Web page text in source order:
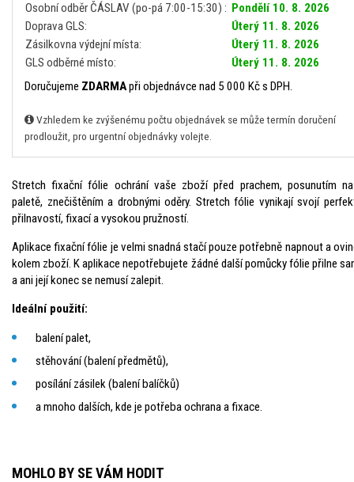
Osobní odběr ČÁSLAV (po-pá 7:00-15:30) : Pondělí 10. 8. 2026
Doprava GLS:
Úterý 11. 8. 2026
Zásilkovna výdejní místa:
Úterý 11. 8. 2026
GLS odběrné místo:
Úterý 11. 8. 2026
Doručujeme ZDARMApři objednávce nad 5 000 Kč s DPH.
Vzhledem ke zvýšenému počtu objednávek se může termín doručení
prodloužit, pro urgentní objednávky volejte.
Stretch fixační fólie ochrání vaše zboží před prachem, posunutím na
paletě, znečištěním a drobnými oděry. Stretch fólie vynikají svojí
přilnavostí, fixací a vysokou pružností.
Aplikace fixační fólie je velmi snadná stačí pouze potřebně napnout a
kolem zboží. K aplikace nepotřebujete žádné další pomůcky fólie přilne
a ani její konec se nemusí zalepit.
Ideální použití:
balení palet,
stěhování (balení předmětů),
posílání zásilek (balení balíčků)
a mnoho dalších, kde je potřeba ochrana a fixace.
MOHLO BY SE VÁM HODIT